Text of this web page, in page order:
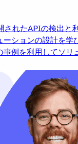
されたAPIの検出と
ションの設計を学
例を利用してソリ